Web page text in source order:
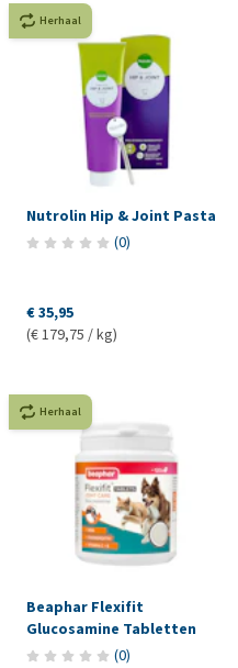
Herhaal
Nutrolin Hip & Joint Pasta
(0)
€ 35,95
(€ 179,75 / kg)
Herhaal
Beaphar Flexifit
Glucosamine Tabletten
(0)